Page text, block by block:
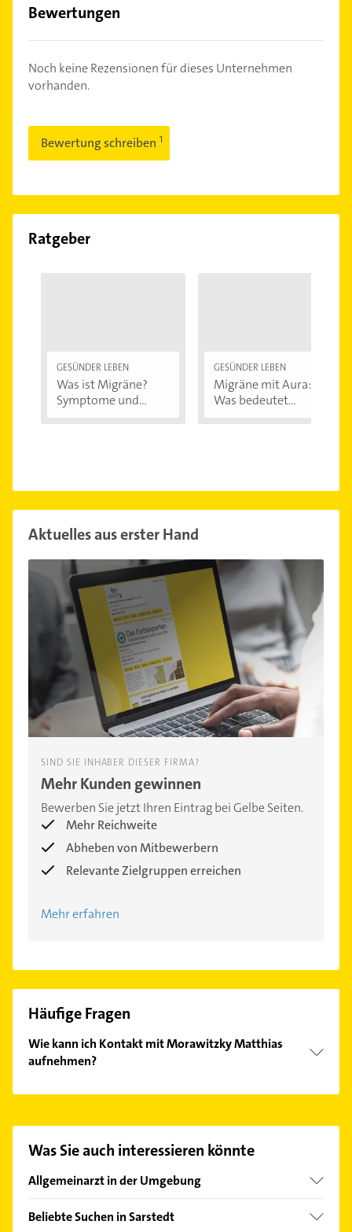
Bewertungen
Noch keine Rezensionen für dieses Unternehmen
vorhanden.
Bewertung schreiben
Ratgeber
GESÜNDER LEBEN
Was ist Migräne?
Symptome und...
GESÜNDER LEBEN
Migräne mit Aura:
Was bedeutet...
Aktuelles aus erster Hand
SIND SIE INHABER DIESER FIRMA?
Mehr Kunden gewinnen
Bewerben Sie jetzt Ihren Eintrag bei Gelbe Seiten.
Mehr Reichweite
Abheben von Mitbewerbern
Relevante Zielgruppen erreichen
Mehr erfahren
Häufige Fragen
Wie kann ich Kontakt mit Morawitzky Matthias
aufnehmen?
finden Sie alleKontaktdaten.
Was Sie auch interessieren könnte
Allgemeinarzt in der Umgebung
Giesen bei Hildesheim
Beliebte Suchen in Sarstedt